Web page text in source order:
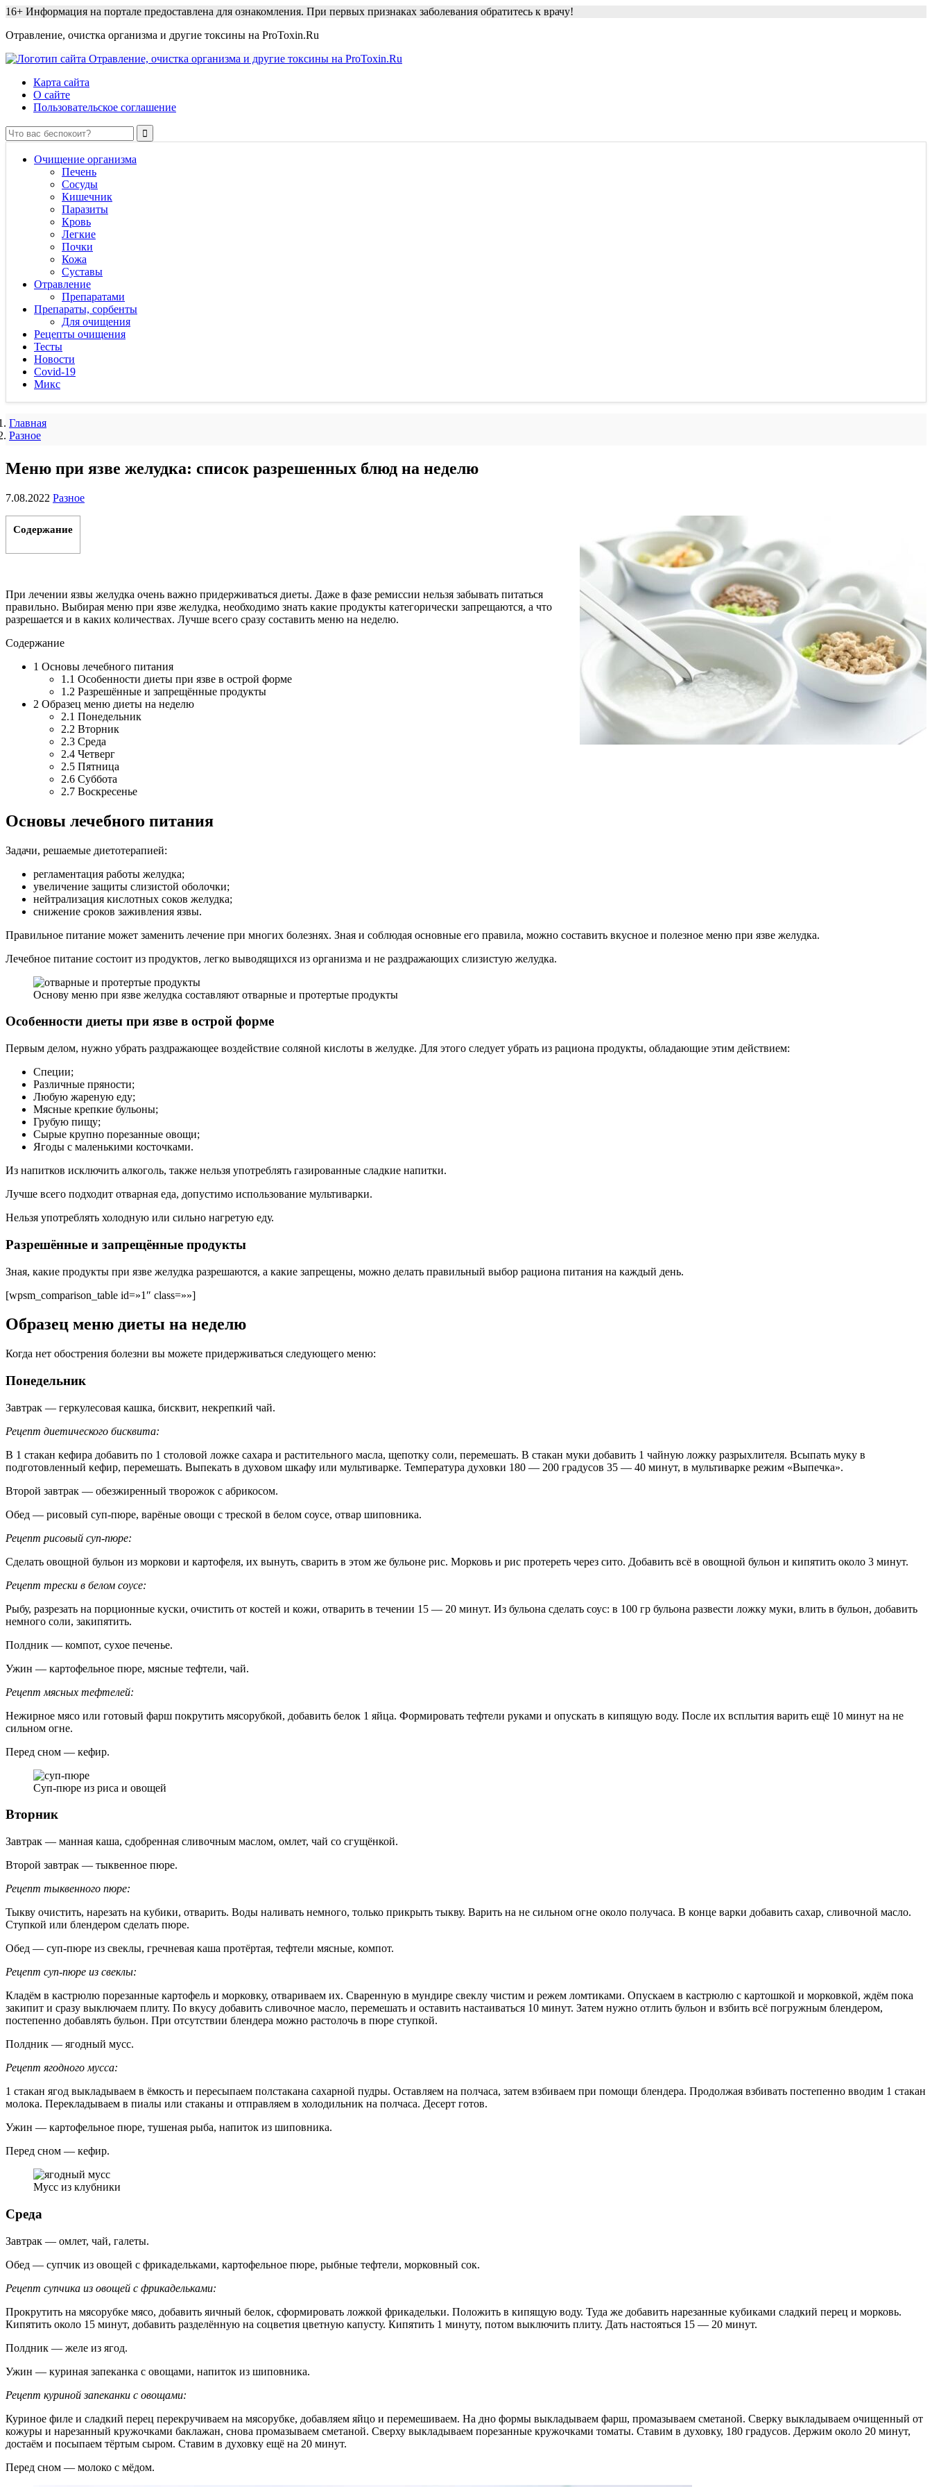
16+ Информация на портале предоставлена для ознакомления. При первых признаках заболевания обратитесь к врачу!
Отравление, очистка организма и другие токсины на ProToxin.Ru
Карта сайта
О сайте
Пользовательское соглашение
Очищение организма
Печень
Сосуды
Кишечник
Паразиты
Кровь
Легкие
Почки
Кожа
Суставы
Отравление
Препаратами
Препараты, сорбенты
Для очищения
Рецепты очищения
Тесты
Новости
Covid-19
Микс
Главная
Разное
Меню при язве желудка: список разрешенных блюд на неделю
7.08.2022 Разное
Содержание
При лечении язвы желудка очень важно придерживаться диеты. Даже в фазе ремиссии нельзя забывать питаться
правильно. Выбирая меню при язве желудка, необходимо знать какие продукты категорически запрещаются, а что
разрешается и в каких количествах. Лучше всего сразу составить меню на неделю.
Содержание
1 Основы лечебного питания
1.1 Особенности диеты при язве в острой форме
1.2 Разрешённые и запрещённые продукты
2 Образец меню диеты на неделю
2.1 Понедельник
2.2 Вторник
2.3 Среда
2.4 Четверг
2.5 Пятница
2.6 Суббота
2.7 Воскресенье
Основы лечебного питания
Задачи, решаемые диетотерапией:
регламентация работы желудка;
увеличение защиты слизистой оболочки;
нейтрализация кислотных соков желудка;
снижение сроков заживления язвы.
Правильное питание может заменить лечение при многих болезнях. Зная и соблюдая основные его правила, можно составить вкусное и полезное меню при язве желудка.
Лечебное питание состоит из продуктов, легко выводящихся из организма и не раздражающих слизистую желудка.
Основу меню при язве желудка составляют отварные и протертые продукты
Особенности диеты при язве в острой форме
Первым делом, нужно убрать раздражающее воздействие соляной кислоты в желудке. Для этого следует убрать из рациона продукты, обладающие этим действием:
Специи;
Различные пряности;
Любую жареную еду;
Мясные крепкие бульоны;
Грубую пищу;
Сырые крупно порезанные овощи;
Ягоды с маленькими косточками.
Из напитков исключить алкоголь, также нельзя употреблять газированные сладкие напитки.
Лучше всего подходит отварная еда, допустимо использование мультиварки.
Нельзя употреблять холодную или сильно нагретую еду.
Разрешённые и запрещённые продукты
Зная, какие продукты при язве желудка разрешаются, а какие запрещены, можно делать правильный выбор рациона питания на каждый день.
[wpsm_comparison_table id=»1″ class=»»]
Образец меню диеты на неделю
Когда нет обострения болезни вы можете придерживаться следующего меню:
Понедельник
Завтрак — геркулесовая кашка, бисквит, некрепкий чай.
Рецепт диетического бисквита:
В 1 стакан кефира добавить по 1 столовой ложке сахара и растительного масла, щепотку соли, перемешать. В стакан муки добавить 1 чайную ложку разрыхлителя. Всыпать муку в
подготовленный кефир, перемешать. Выпекать в духовом шкафу или мультиварке. Температура духовки 180 — 200 градусов 35 — 40 минут, в мультиварке режим «Выпечка».
Второй завтрак — обезжиренный творожок с абрикосом.
Обед — рисовый суп-пюре, варёные овощи с треской в белом соусе, отвар шиповника.
Рецепт рисовый суп-пюре:
Сделать овощной бульон из моркови и картофеля, их вынуть, сварить в этом же бульоне рис. Морковь и рис протереть через сито. Добавить всё в овощной бульон и кипятить около 3 минут.
Рецепт трески в белом соусе:
Рыбу, разрезать на порционные куски, очистить от костей и кожи, отварить в течении 15 — 20 минут. Из бульона сделать соус: в 100 гр бульона развести ложку муки, влить в бульон, добавить
немного соли, закипятить.
Полдник — компот, сухое печенье.
Ужин — картофельное пюре, мясные тефтели, чай.
Рецепт мясных тефтелей:
Нежирное мясо или готовый фарш покрутить мясорубкой, добавить белок 1 яйца. Формировать тефтели руками и опускать в кипящую воду. После их всплытия варить ещё 10 минут на не
сильном огне.
Перед сном — кефир.
Суп-пюре из риса и овощей
Вторник
Завтрак — манная каша, сдобренная сливочным маслом, омлет, чай со сгущёнкой.
Второй завтрак — тыквенное пюре.
Рецепт тыквенного пюре:
Тыкву очистить, нарезать на кубики, отварить. Воды наливать немного, только прикрыть тыкву. Варить на не сильном огне около получаса. В конце варки добавить сахар, сливочной масло.
Ступкой или блендером сделать пюре.
Обед — суп-пюре из свеклы, гречневая каша протёртая, тефтели мясные, компот.
Рецепт суп-пюре из свеклы:
Кладём в кастрюлю порезанные картофель и морковку, отвариваем их. Сваренную в мундире свеклу чистим и режем ломтиками. Опускаем в кастрюлю с картошкой и морковкой, ждём пока
закипит и сразу выключаем плиту. По вкусу добавить сливочное масло, перемешать и оставить настаиваться 10 минут. Затем нужно отлить бульон и взбить всё погружным блендером,
постепенно добавлять бульон. При отсутствии блендера можно растолочь в пюре ступкой.
Полдник — ягодный мусс.
Рецепт ягодного мусса:
1 стакан ягод выкладываем в ёмкость и пересыпаем полстакана сахарной пудры. Оставляем на полчаса, затем взбиваем при помощи блендера. Продолжая взбивать постепенно вводим 1 стакан
молока. Перекладываем в пиалы или стаканы и отправляем в холодильник на полчаса. Десерт готов.
Ужин — картофельное пюре, тушеная рыба, напиток из шиповника.
Перед сном — кефир.
Мусс из клубники
Среда
Завтрак — омлет, чай, галеты.
Обед — супчик из овощей с фрикадельками, картофельное пюре, рыбные тефтели, морковный сок.
Рецепт супчика из овощей с фрикадельками:
Прокрутить на мясорубке мясо, добавить яичный белок, сформировать ложкой фрикадельки. Положить в кипящую воду. Туда же добавить нарезанные кубиками сладкий перец и морковь.
Кипятить около 15 минут, добавить разделённую на соцветия цветную капусту. Кипятить 1 минуту, потом выключить плиту. Дать настояться 15 — 20 минут.
Полдник — желе из ягод.
Ужин — куриная запеканка с овощами, напиток из шиповника.
Рецепт куриной запеканки с овощами:
Куриное филе и сладкий перец перекручиваем на мясорубке, добавляем яйцо и перемешиваем. На дно формы выкладываем фарш, промазываем сметаной. Сверку выкладываем очищенный от
кожуры и нарезанный кружочками баклажан, снова промазываем сметаной. Сверху выкладываем порезанные кружочками томаты. Ставим в духовку, 180 градусов. Держим около 20 минут,
достаём и посыпаем тёртым сыром. Ставим в духовку ещё на 20 минут.
Перед сном — молоко с мёдом.